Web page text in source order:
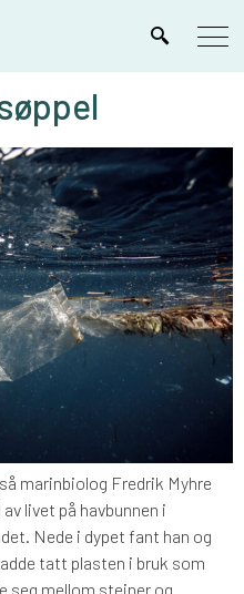
marinbiolog Fredrik Myhre
livet på havbunnen i
Nede i dypet fant han og
tatt plasten i bruk som
seg mellom steiner og